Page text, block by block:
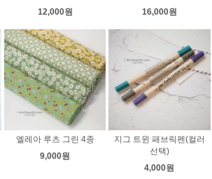
12,000원
16,000원
엘레아 루츠 그린 4종
9,000원
지그 트윈 패브릭펜(컬러
선택)
4,000원